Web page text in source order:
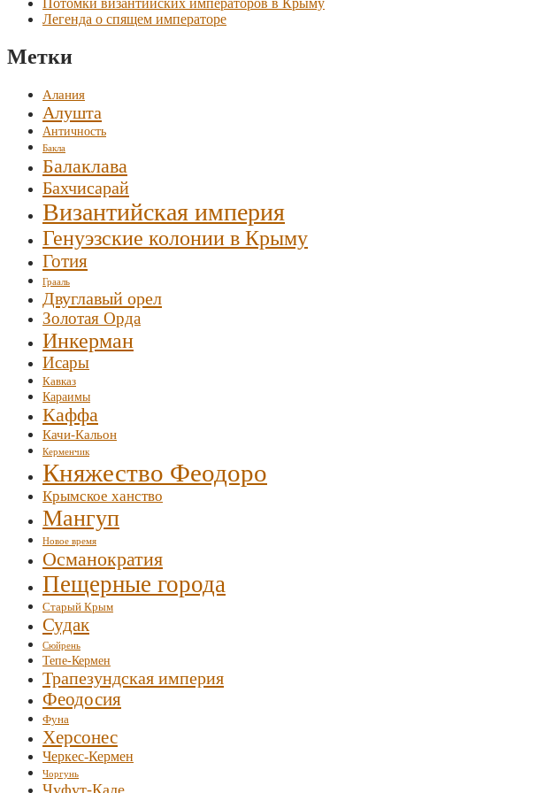
Легенда о спящем императоре
Метки
Алания
Алушта
Античность
Бакла
Балаклава
Бахчисарай
Византийская империя
Генуэзские колонии в Крыму
Готия
Грааль
Двуглавый орел
Золотая Орда
Инкерман
Исары
Кавказ
Караимы
Каффа
Качи-Кальон
Керменчик
Княжество Феодоро
Крымское ханство
Мангуп
Новое время
Османократия
Пещерные города
Старый Крым
Судак
Сюйрень
Тепе-Кермен
Трапезундская империя
Феодосия
Фуна
Херсонес
Черкес-Кермен
Чоргунь
Чуфут-Кале